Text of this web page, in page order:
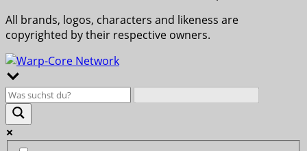
All brands, logos, characters and likeness are
copyrighted by their respective owners.